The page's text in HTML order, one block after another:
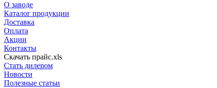
О заводе
Каталог продукции
Доставка
Оплата
Акции
Контакты
Скачать прайс.xls
Стать дилером
Новости
Полезные статьи